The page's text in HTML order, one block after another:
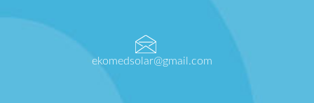
ekomedsolar@gmail.com